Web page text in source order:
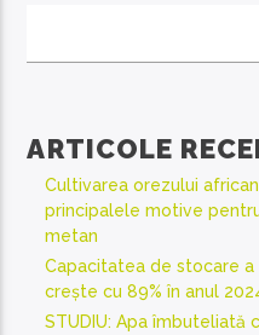
ARTICOLE
Cultivarea orezului
principalele motive
metan
Capacitatea de stocare a
crește cu 89% în anul
STUDIU: Apa